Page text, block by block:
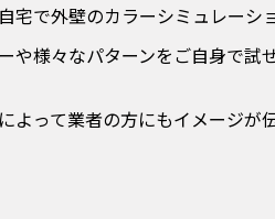
宅で外壁のカラーシミュレーシ
や様々なパターンをご自身で
よって業者の方にもイメージ